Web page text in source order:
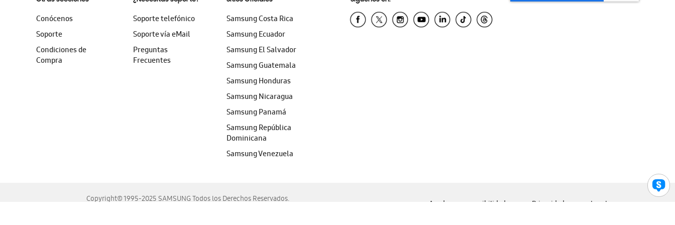
Conócenos
Soporte
Condiciones de
Compra
Soporte telefónico
Soporte vía eMail
Preguntas
Frecuentes
Samsung Costa Rica
Samsung Ecuador
Samsung El Salvador
Samsung Guatemala
Samsung Honduras
Samsung Nicaragua
Samsung Panamá
Samsung República
Dominicana
Samsung Venezuela
Copyright© 1995-2025 SAMSUNG Todos los Derechos Reservados.
Ayuda para accesibilidad Privacidad Legal